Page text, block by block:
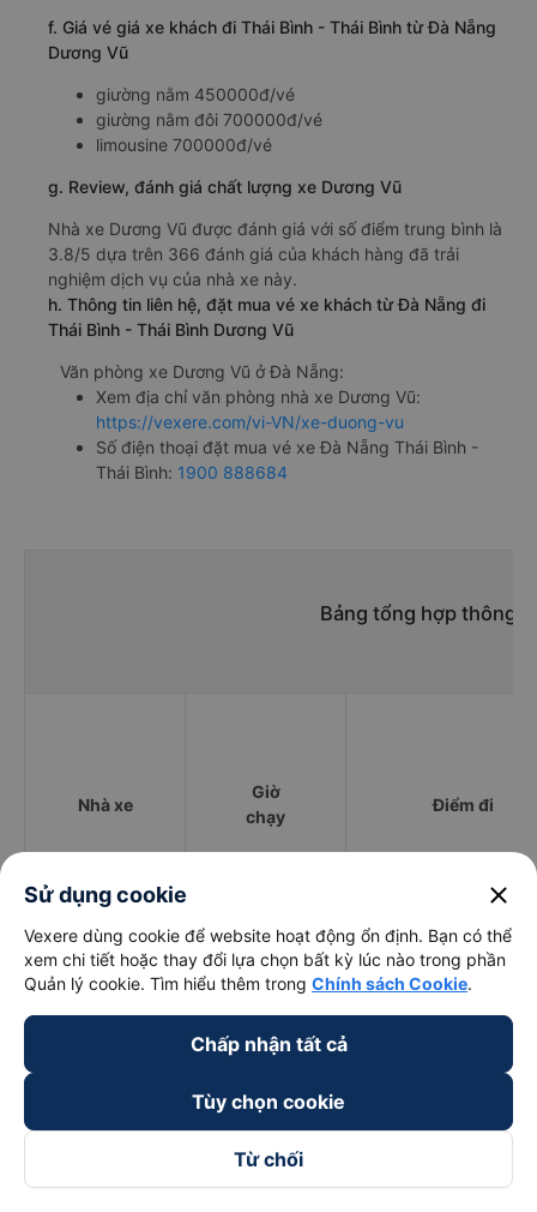
f. Giá vé giá xe khách đi Thái Bình - Thái Bình từ Đà Nẵng
Dương Vũ
giường nằm 450000đ/vé
giường nằm đôi 700000đ/vé
limousine 700000đ/vé
g. Review, đánh giá chất lượng xe Dương Vũ
Nhà xe Dương Vũ được đánh giá với số điểm trung bình là
3.8/5 dựa trên 366 đánh giá của khách hàng đã trải
nghiệm dịch vụ của nhà xe này.
h. Thông tin liên hệ, đặt mua vé xe khách từ Đà Nẵng đi
Thái Bình - Thái Bình Dương Vũ
Văn phòng xe Dương Vũ ở Đà Nẵng:
Xem địa chỉ văn phòng nhà xe Dương Vũ:
https://vexere.com/vi-VN/xe-duong-vu
Số điện thoại đặt mua vé xe Đà Nẵng Thái Bình -
Thái Bình: 1900 888684
Bảng tổng hợp thông
Nhà xe
Giờ
chạy
Điểm đi
Đức Thành (Kon
Tum)
20:00 - 20:00 Quảng Xương
Vạn Lục Tùng 15:00 - 16:40 Đường Tôn Đức Thắng
217 đường Hồ Nghinh
55 Vũ Trọng Hoàng
Sử dụng cookie close
Vexere dùng cookie để website hoạt động ổn định. Bạn có thể
xem chi tiết hoặc thay đổi lựa chọn bất kỳ lúc nào trong phần
Quản lý cookie. Tìm hiểu thêm trong Chính sách Cookie.
Chấp nhận tất cả
Tùy chọn cookie
Từ chối